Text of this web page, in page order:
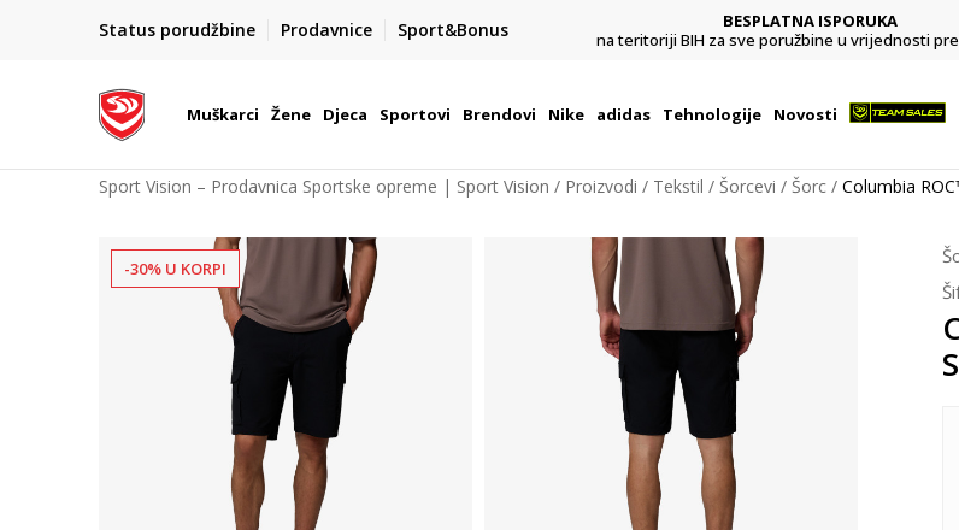
Status porudžbine Prodavnice Sport&Bonus
POZOVITE NAS NA : 055/490-400
Pon-Pet od 9h - 16h
BESPLATNA ISPORUKA
na teritoriji BIH za sve poružbine u vrijednosti
Muškarci Žene Djeca Sportovi Brendovi Nike adidas Tehnologije Novosti
Sport Vision – Prodavnica Sportske opreme | Sport Vision Proizvodi Tekstil Šorcevi Šorc Columbia
-30% U KORPI